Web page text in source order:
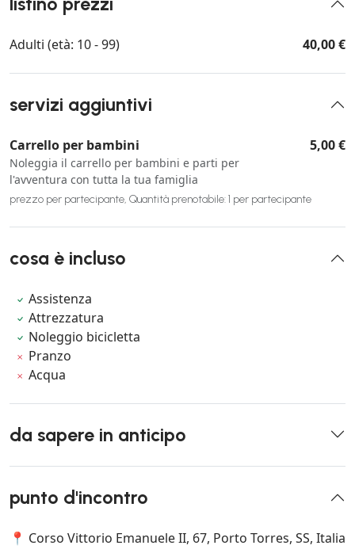
Adulti (età: 10 - 99) 40,00 €
servizi aggiuntivi
Carrello per bambini
Noleggia il carrello per bambini e parti per
l'avventura con tutta la tua famiglia
5,00 €
prezzo per partecipante, Quantità prenotabile: 1 per partecipante
cosa è incluso
Assistenza
Attrezzatura
Noleggio bicicletta
Pranzo
Acqua
da sapere in anticipo
punto d'incontro
📍 Corso Vittorio Emanuele II, 67, Porto Torres, SS, Italia